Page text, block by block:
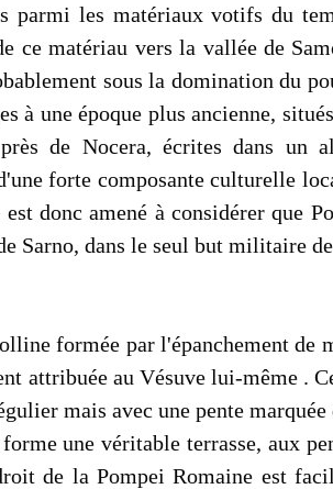
parmi les matériaux votifs du
ce matériau vers la vallée de
sous la domination du
à une époque plus ancienne,
de Nocera, écrites dans un
forte composante culturelle
donc amené à considérer que
dans le seul but militaire
formée par l'épanchement de
attribuée au Vésuve lui-même .
mais avec une pente
une véritable terrasse, aux
de la Pompei Romaine est